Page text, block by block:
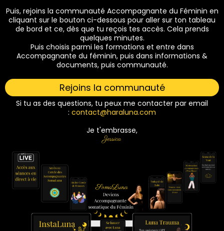
Puis, rejoins la communauté Accompagnante du Féminin en
cliquant sur le bouton ci-dessous pour aller sur ton tableau
de bord et ce, dès que tu reçois tes accès. Cela prends
quelques minutes.
Puis choisis parmi les formations et entre dans
Accompagnante du féminin, puis dans informations &
documents, puis communauté.
Rejoins la communauté
Si tu as des questions, tu peux me contacter par email
: contact@haraluna.com
Je t'embrasse,
Jessica​